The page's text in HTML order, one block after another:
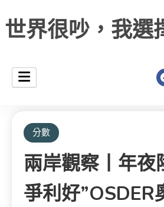
世界很吵，我選
分數
兩岸觀察丨年夜
爭利好”OSDER